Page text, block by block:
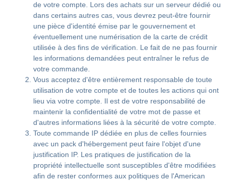
de votre compte. Lors des achats sur un serveur dédié ou
dans certains autres cas, vous devrez peut-être fournir
une pièce d'identité émise par le gouvernement et
éventuellement une numérisation de la carte de crédit
utilisée à des fins de vérification. Le fait de ne pas fournir
les informations demandées peut entraîner le refus de
votre commande.
Vous acceptez d'être entièrement responsable de toute
utilisation de votre compte et de toutes les actions qui ont
lieu via votre compte. Il est de votre responsabilité de
maintenir la confidentialité de votre mot de passe et
d'autres informations liées à la sécurité de votre compte.
Toute commande IP dédiée en plus de celles fournies
avec un pack d'hébergement peut faire l'objet d'une
justification IP. Les pratiques de justification de la
propriété intellectuelle sont susceptibles d'être modifiées
afin de rester conformes aux politiques de l'American